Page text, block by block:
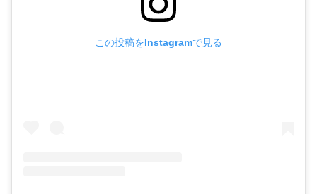
この投稿をInstagramで見る